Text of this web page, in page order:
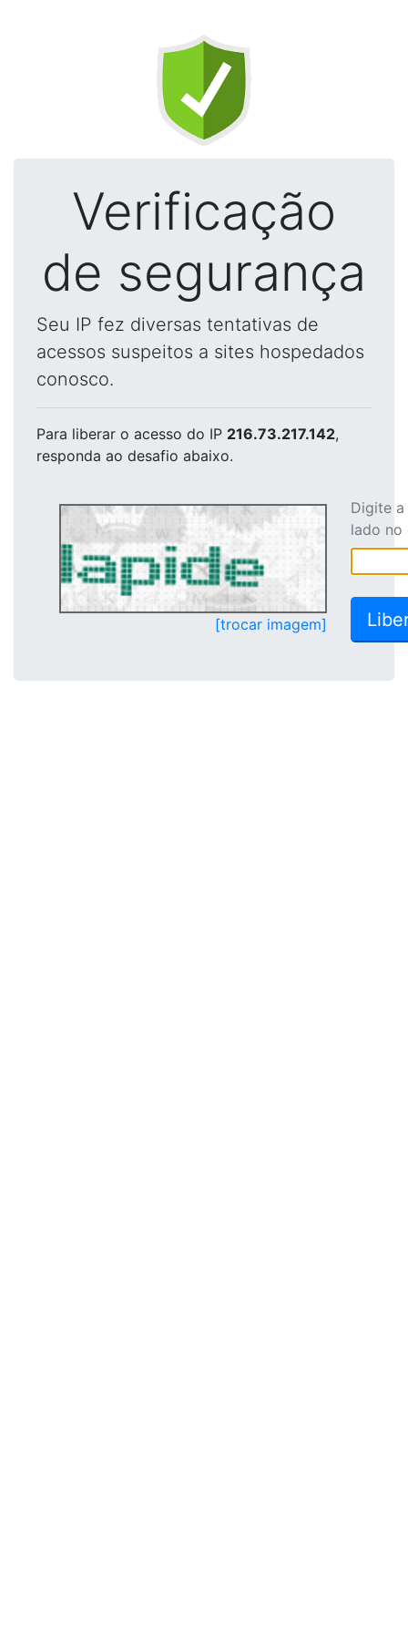
Verificação
de segurança
Seu IP fez diversas tentativas de
acessos suspeitos a sites hospedados
conosco.
Para liberar o acesso do IP 216.73.217.142,
responda ao desafio abaixo.
[trocar imagem]
Digite
lado no